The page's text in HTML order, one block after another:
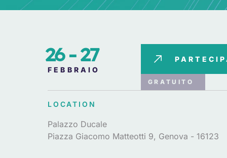
26 - 27
FEBBRAIO
GRATUITO
LOCATION
Palazzo Ducale
Piazza Giacomo Matteotti 9, Genova - 16123